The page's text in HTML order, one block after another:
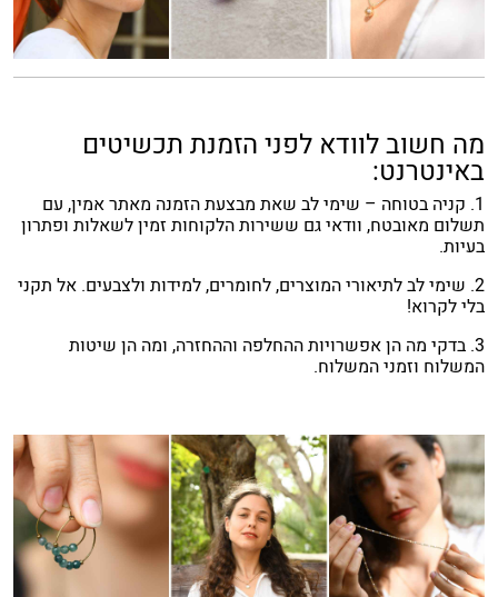
מה חשוב לוודא לפני הזמנת תכשיטים
באינטרנט:
1. קניה בטוחה – שימי לב שאת מבצעת הזמנה מאתר אמין, עם
תשלום מאובטח, וודאי גם ששירות הלקוחות זמין לשאלות ופתרון
בעיות.
2. שימי לב לתיאורי המוצרים, לחומרים, למידות ולצבעים. אל תקני
בלי לקרוא!
3. בדקי מה הן אפשרויות ההחלפה וההחזרה, ומה הן שיטות
המשלוח וזמני המשלוח.